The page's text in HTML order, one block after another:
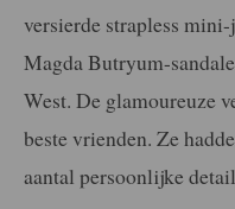
versierde strapless
Magda Butryum-
West. De glamoureuze
beste vrienden. Ze
aantal persoonlijke